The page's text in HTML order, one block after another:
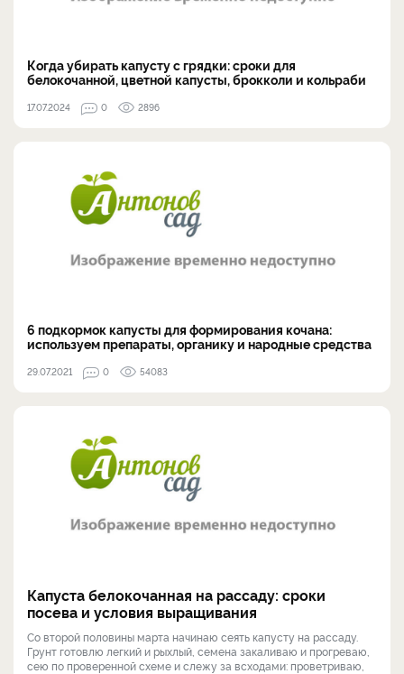
Когда убирать капусту с грядки: сроки для
белокочанной, цветной капусты, брокколи и кольраби
17.07.2024 0 2896
6 подкормок капусты для формирования кочана:
используем препараты, органику и народные средства
29.07.2021 0 54083
Капуста белокочанная на рассаду: сроки
посева и условия выращивания
Со второй половины марта начинаю сеять капусту на рассаду.
Грунт готовлю легкий и рыхлый, семена закаливаю и прогреваю,
сею по проверенной схеме и слежу за всходами: проветриваю,